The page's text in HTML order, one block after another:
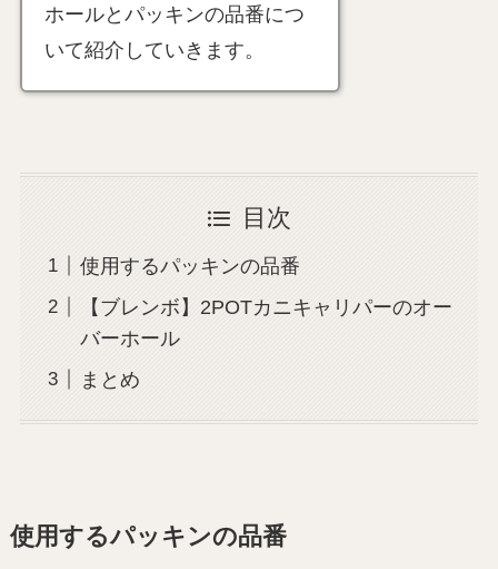
ホールとパッキンの品番につ
いて紹介していきます。
目次
使用するパッキンの品番
【ブレンボ】2POTカニキャリパーのオー
バーホール
まとめ
使用するパッキンの品番